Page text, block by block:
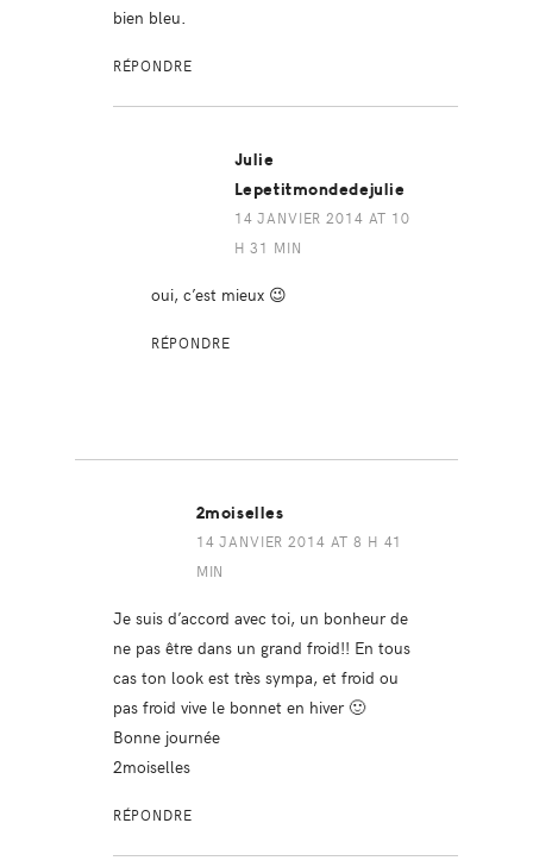
bien bleu.
RÉPONDRE
Julie
Lepetitmondedejulie
14 JANVIER 2014 AT 10
H 31 MIN
oui, c’est mieux 😉
RÉPONDRE
2moiselles
14 JANVIER 2014 AT 8 H 41
MIN
Je suis d’accord avec toi, un bonheur de
ne pas être dans un grand froid!! En tous
cas ton look est très sympa, et froid ou
pas froid vive le bonnet en hiver 🙂
Bonne journée
2moiselles
RÉPONDRE